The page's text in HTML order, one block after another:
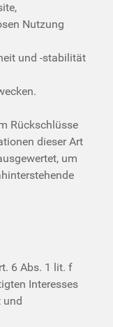
Nutzung
und -stabilität
Rückschlüsse
dieser Art
um
6 Abs. 1 lit. f
Interesses
und